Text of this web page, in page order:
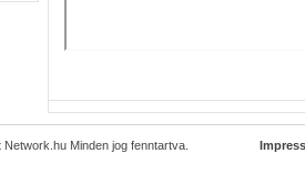
Minden jog fenntartva.